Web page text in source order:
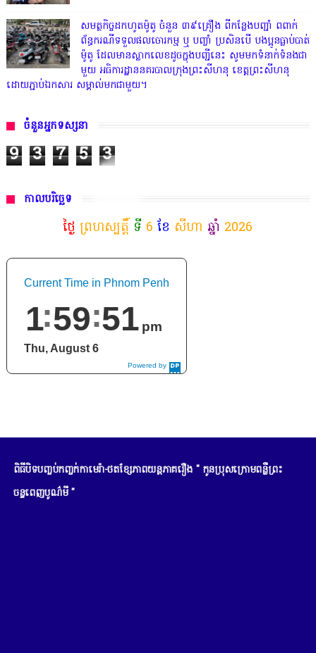
សមត្ថកិច្ចដកហូតម៉ូតូ ចំនួន ៣៩គ្រឿង ពីកន្លែងបញ្ជាំ ពពាក់
ព័ន្ធករណីទទួលផលចោរកម្ម ឬ បញ្ចាំ ប្រសិនបើ បងប្អូនធ្លាប់បាត់
ម៉ូតូ ដែលមានស្លាកលេខដូចក្នុងបញ្ជីនេះ សូមមកទំនាក់ទំនងជា
មួយ អធិការដ្ឋាននគរបាលក្រុងព្រះសីហនុ ខេត្តព្រះសីហនុ
ដោយភ្ជាប់ឯកសារ សម្គាល់មកជាមួយ។
ចំនួនអ្នកទស្សនា
9 3 7 5 3
កាលបរិច្ឆេទ
ថ្ងៃ ព្រហស្បត្តិ៍ ទី 6 ខែ សីហា ឆ្នាំ 2026
Powered by
DaysPedia.c
Current Time in Phnom Penh
1 59 52 pm
Thu, August 6
ពិធីបិទបញ្ចប់កញ្ចក់កាមេរ៉ា-ថតខ្សែភាពយន្តភាគរឿង " កូនប្រុសក្រោមពន្លឺព្រះ
ចន្ទពេញបូណ៌មី "